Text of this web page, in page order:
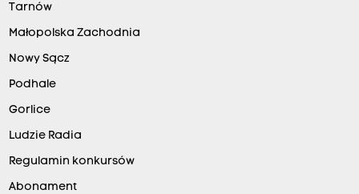
Tarnów
Małopolska Zachodnia
Nowy Sącz
Podhale
Gorlice
Ludzie Radia
Regulamin konkursów
Abonament